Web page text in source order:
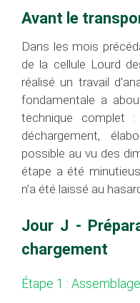
Avant le
Dans les mois
de la cellule Lourd
réalisé un travail
fondamentale a
technique complet
déchargement,
possible au vu des
étape a été
n’a été laissé au
Jour J -
chargement
Étape 1 :